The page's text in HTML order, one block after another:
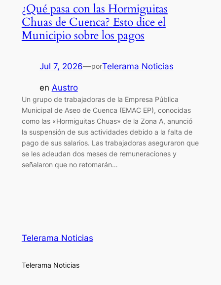
¿Qué pasa con las Hormiguitas
Chuas de Cuenca? Esto dice el
Municipio sobre los pagos
Jul 7, 2026—porTelerama Noticias
en Austro
Un grupo de trabajadoras de la Empresa Pública
Municipal de Aseo de Cuenca (EMAC EP), conocidas
como las «Hormiguitas Chuas» de la Zona A, anunció
la suspensión de sus actividades debido a la falta de
pago de sus salarios. Las trabajadoras aseguraron que
se les adeudan dos meses de remuneraciones y
señalaron que no retomarán…
Telerama Noticias
Telerama Noticias